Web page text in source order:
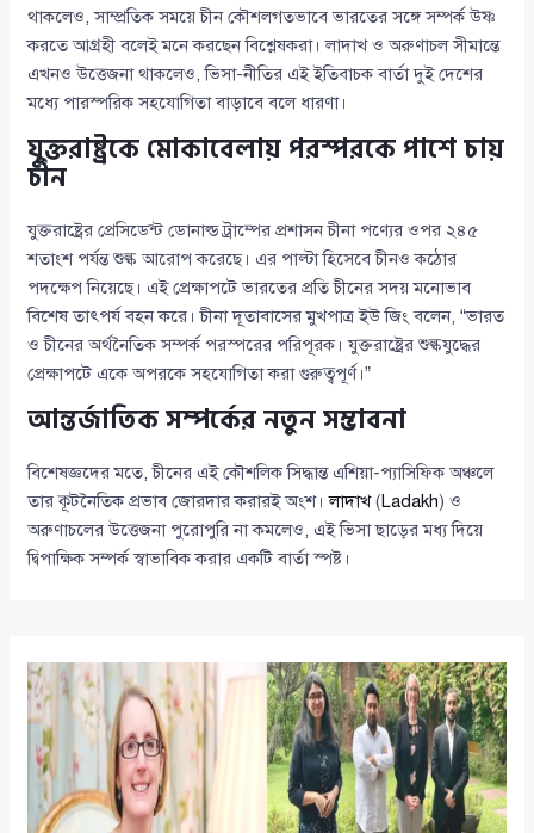
থাকলেও, সাম্প্রতিক সময়ে চীন কৌশলগতভাবে ভারতের সঙ্গে সম্পর্ক উষ্ণ
করতে আগ্রহী বলেই মনে করছেন বিশ্লেষকরা। লাদাখ ও অরুণাচল সীমান্তে
এখনও উত্তেজনা থাকলেও, ভিসা-নীতির এই ইতিবাচক বার্তা দুই দেশের
মধ্যে পারস্পরিক সহযোগিতা বাড়াবে বলে ধারণা।
যুক্তরাষ্ট্রকে মোকাবেলায় পরস্পরকে পাশে চায়
চীন
যুক্তরাষ্ট্রের প্রেসিডেন্ট ডোনাল্ড ট্রাম্পের প্রশাসন চীনা পণ্যের ওপর ২৪৫
শতাংশ পর্যন্ত শুল্ক আরোপ করেছে। এর পাল্টা হিসেবে চীনও কঠোর
পদক্ষেপ নিয়েছে। এই প্রেক্ষাপটে ভারতের প্রতি চীনের সদয় মনোভাব
বিশেষ তাৎপর্য বহন করে। চীনা দূতাবাসের মুখপাত্র ইউ জিং বলেন, “ভারত
ও চীনের অর্থনৈতিক সম্পর্ক পরস্পরের পরিপূরক। যুক্তরাষ্ট্রের শুল্কযুদ্ধের
প্রেক্ষাপটে একে অপরকে সহযোগিতা করা গুরুত্বপূর্ণ।”
আন্তর্জাতিক সম্পর্কের নতুন সম্ভাবনা
বিশেষজ্ঞদের মতে, চীনের এই কৌশলিক সিদ্ধান্ত এশিয়া-প্যাসিফিক অঞ্চলে
তার কূটনৈতিক প্রভাব জোরদার করারই অংশ।লাদাখ(Ladakh) ও
অরুণাচলের উত্তেজনা পুরোপুরি না কমলেও, এই ভিসা ছাড়ের মধ্য দিয়ে
দ্বিপাক্ষিক সম্পর্ক স্বাভাবিক করার একটি বার্তা স্পষ্ট।